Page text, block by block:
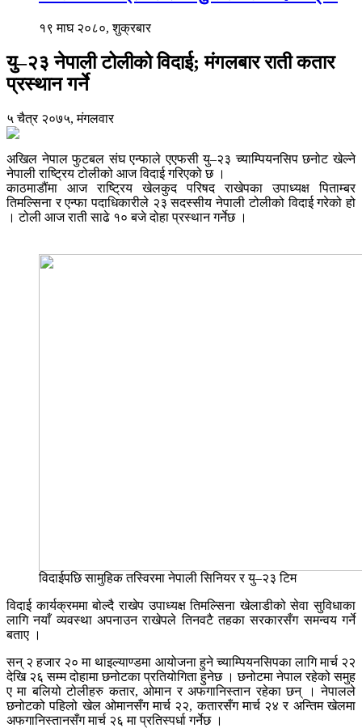
१९ माघ २०८०, शुक्रबार
यु–२३ नेपाली टोलीको विदाई; मंगलबार राती कतार
प्रस्थान गर्ने
५ चैत्र २०७५, मंगलवार
अखिल नेपाल फुटबल संघ एन्फाले एएफसी यु–२३ च्याम्पियनसिप छनोट खेल्ने
नेपाली राष्ट्रिय टोलीको आज विदाई गरिएको छ ।
काठमाडौंमा आज राष्ट्रिय खेलकुद परिषद राखेपका उपाध्यक्ष पिताम्बर
तिमल्सिना र एन्फा पदाधिकारीले २३ सदस्सीय नेपाली टोलीको विदाई गरेको हो
। टोली आज राती साढे १० बजे दोहा प्रस्थान गर्नेछ ।
विदाईपछि सामुहिक तस्विरमा नेपाली सिनियर र यु–२३ टिम
विदाई कार्यक्रममा बोल्दै राखेप उपाध्यक्ष तिमल्सिना खेलाडीको सेवा सुविधाका
लागि नयाँ व्यवस्था अपनाउन राखेपले तिनवटै तहका सरकारसँग समन्वय गर्ने
बताए ।
सन् २ हजार २० मा थाइल्याण्डमा आयोजना हुने च्याम्पियनसिपका लागि मार्च २२
देखि २६ सम्म दोहामा छनोटका प्रतियोगिता हुनेछ । छनोटमा नेपाल रहेको समुह
ए मा बलियो टोलीहरु कतार, ओमान र अफगानिस्तान रहेका छन् । नेपालले
छनोटको पहिलो खेल ओमानसँग मार्च २२, कतारसँग मार्च २४ र अन्तिम खेलमा
अफगानिस्तानसँग मार्च २६ मा प्रतिस्पर्धा गर्नेछ ।